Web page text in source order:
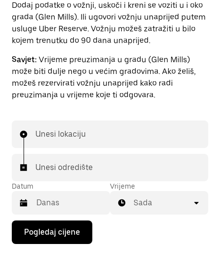
Dodaj podatke o vožnji, uskoči i kreni se voziti u i oko
grada (Glen Mills). Ili ugovori vožnju unaprijed putem
usluge Uber Reserve. Vožnju možeš zatražiti u bilo
kojem trenutku do 90 dana unaprijed.
Savjet: Vrijeme preuzimanja u gradu (Glen Mills)
može biti dulje nego u većim gradovima. Ako želiš,
možeš rezervirati vožnju unaprijed kako radi
preuzimanja u vrijeme koje ti odgovara.
Unesi lokaciju
Unesi odredište
Datum
Pritisni
tipku
sa
Vrijeme
Sada
Pogledaj cijene